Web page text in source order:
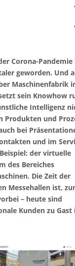
Corona-
geworden. Und
Maschinenfabrik
sein Knowhow
Intelligenz
Produkten und
bei
und im
der virtuelle
des Bereiches
Die Zeit der
Messehallen ist,
– heute sind
Kunden zu Gast